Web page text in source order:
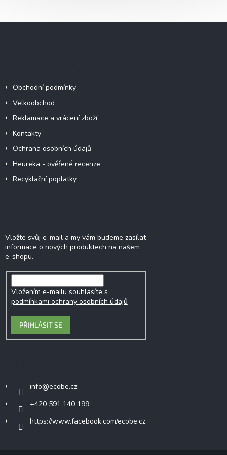
Obchodní podmínky
Velkoobchod
Reklamace a vrácení zboží
Kontakty
Ochrana osobních údajů
Heureka - ověřené recenze
Recyklační poplatky
Vložte svůj e-mail a my vám budeme zasílat
informace o nových produktech na našem
e-shopu.
Vložením e-mailu souhlasíte s
podmínkami ochrany osobních údajů
PŘIHLÁSIT SE
info@ecobe.cz
+420 591 140 199
https://www.facebook.com/ecobe.cz